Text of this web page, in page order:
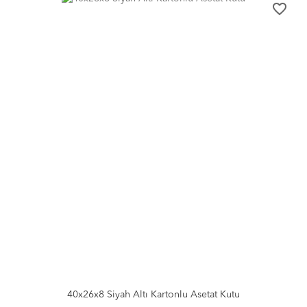
favorite_border
40x26x8 Siyah Altı Kartonlu Asetat Kutu